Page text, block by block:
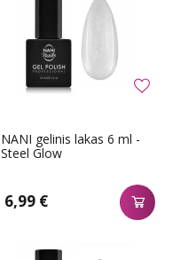
NANI gelinis lakas 6 ml -
Steel Glow
6,99 €